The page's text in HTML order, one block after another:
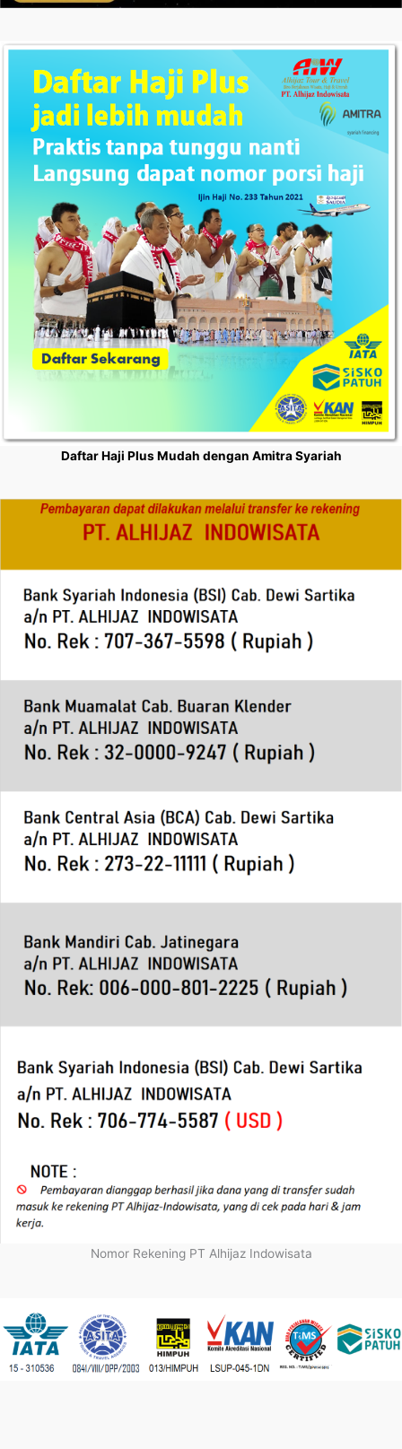
Daftar Haji Plus Mudah dengan Amitra Syariah
Nomor Rekening PT Alhijaz Indowisata